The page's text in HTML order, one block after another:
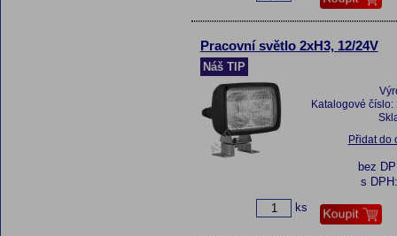
Pracovní světlo 2xH3, 12/24V
Náš TIP
Katalogové číslo:
Přidat do
bez
s
ks